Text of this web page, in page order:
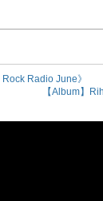
Radio June》
【Album】